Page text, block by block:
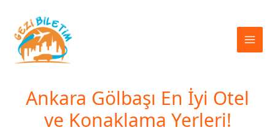
Ankara Gölbaşı En İyi Otel
ve Konaklama Yerleri!